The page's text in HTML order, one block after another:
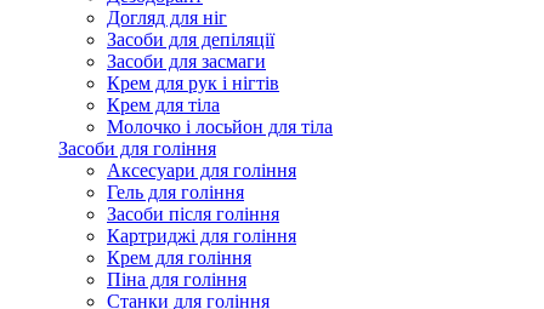
Догляд для ніг
Засоби для депіляції
Засоби для засмаги
Крем для рук і нігтів
Крем для тіла
Молочко і лосьйон для тіла
Засоби для гоління
Аксесуари для гоління
Гель для гоління
Засоби після гоління
Картриджі для гоління
Крем для гоління
Піна для гоління
Станки для гоління